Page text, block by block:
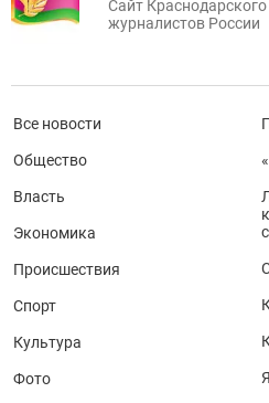
Сайт
журналистов России
Все новости
Общество
Власть
Экономика
Происшествия
Спорт
Культура
Фото